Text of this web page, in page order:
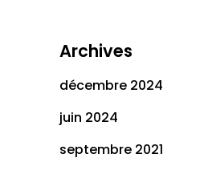
Archives
décembre 2024
juin 2024
septembre 2021